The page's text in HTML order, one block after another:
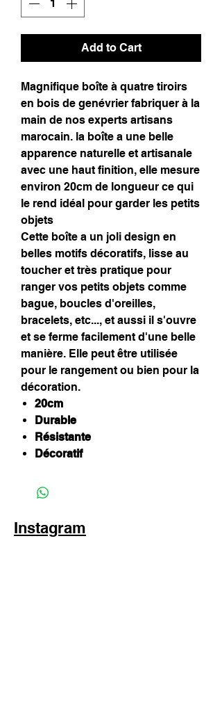
Add to Cart
Magnifique boîte à quatre tiroirs
en bois de genévrier fabriquer à la
main de nos experts artisans
marocain. la boîte a une belle
apparence naturelle et artisanale
avec une haut finition, elle mesure
environ 20cm de longueur ce qui
le rend idéal pour garder les petits
objets
Cette boîte a un joli design en
belles motifs décoratifs, lisse au
toucher et très pratique pour
ranger vos petits objets comme
bague, boucles d'oreilles,
bracelets, etc..., et aussi il s'ouvre
et se ferme facilement d'une belle
manière. Elle peut être utilisée
pour le rangement ou bien pour la
décoration.
20cm
Durable
Résistante
Décoratif
Instagram